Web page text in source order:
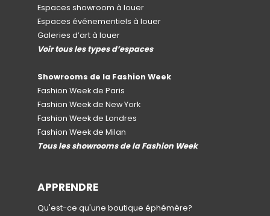
Espaces showroom à louer
Espaces événementiels à louer
Galeries d’art à louer
Voir tous les types d’espaces
Showrooms de la Fashion Week
Fashion Week de Paris
Fashion Week de New York
Fashion Week de Londres
Fashion Week de Milan
Tous les showrooms de la Fashion Week
APPRENDRE
Qu'est-ce qu'une boutique éphémère?